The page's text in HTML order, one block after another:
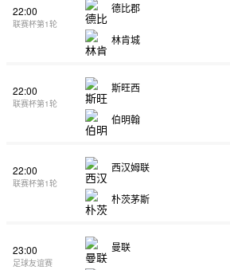
22:00
联赛杯第1轮
德比郡
林肯城
22:00
联赛杯第1轮
斯旺西
伯明翰
22:00
联赛杯第1轮
西汉姆联
朴茨茅斯
23:00
足球友谊赛
曼联